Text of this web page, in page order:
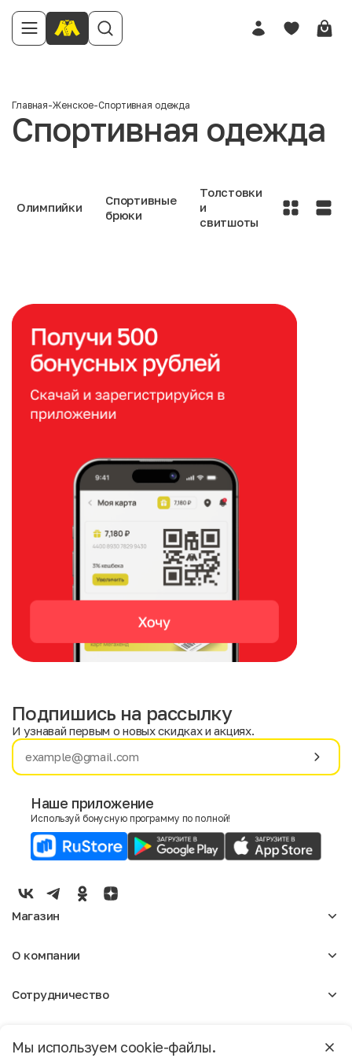
Главная-Женское-Спортивная одежда
Спортивная одежда
Олимпийки
Спортивные
брюки
Толстовки
и
свитшоты
Имя
E-mail
Мужской
Женский
Мы используем cookie-файлы.
Москва
Подпишись на рассылку
И узнавай первым о новых скидках и акциях.
Наше приложение
Используй бонусную программу по полной!
Магазин
Мужское
О компании
Отзывы
Магазины
Сотрудничество
Реклама